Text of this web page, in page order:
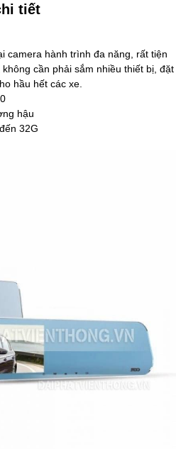
tiết
camera hành trình đa năng, rất tiện
cần phải sắm nhiều thiết bị, đặt
hầu hết các xe.
hậu
32G